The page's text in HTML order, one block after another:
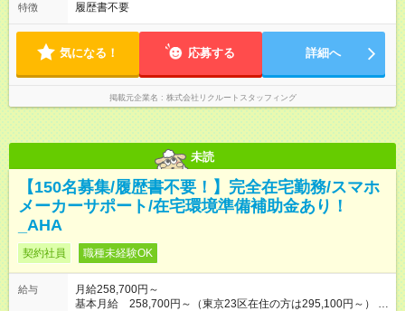
特徴 履歴書不要
気になる！ 応募する 詳細へ
掲載元企業名 株式会社リクルートスタッフィング
未読
【150名募集/履歴書不要！】完全在宅勤務/スマホ
メーカーサポート/在宅環境準備補助金あり！
_AHA
契約社員 職種未経験OK
給与
月給258,700円～
基本月給 258,700円～（東京23区在住の方は295,100円～） イ